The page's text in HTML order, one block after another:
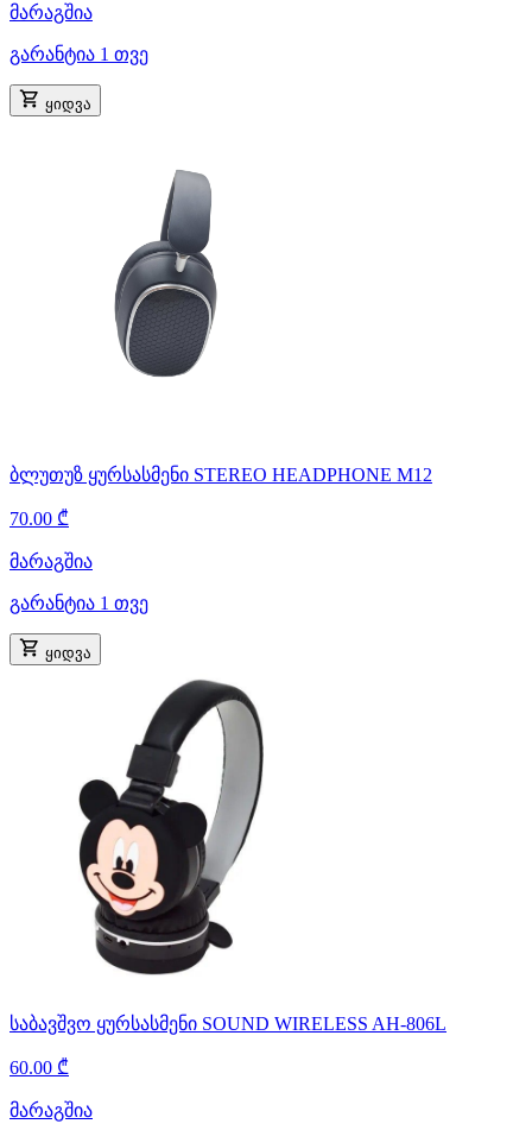
მარაგშია
გარანტია 1 თვე
ყიდვა
ბლუთუზ ყურსასმენი STEREO HEADPHONE M12
70.00 ₾
მარაგშია
გარანტია 1 თვე
ყიდვა
საბავშვო ყურსასმენი SOUND WIRELESS AH-806L
60.00 ₾
მარაგშია